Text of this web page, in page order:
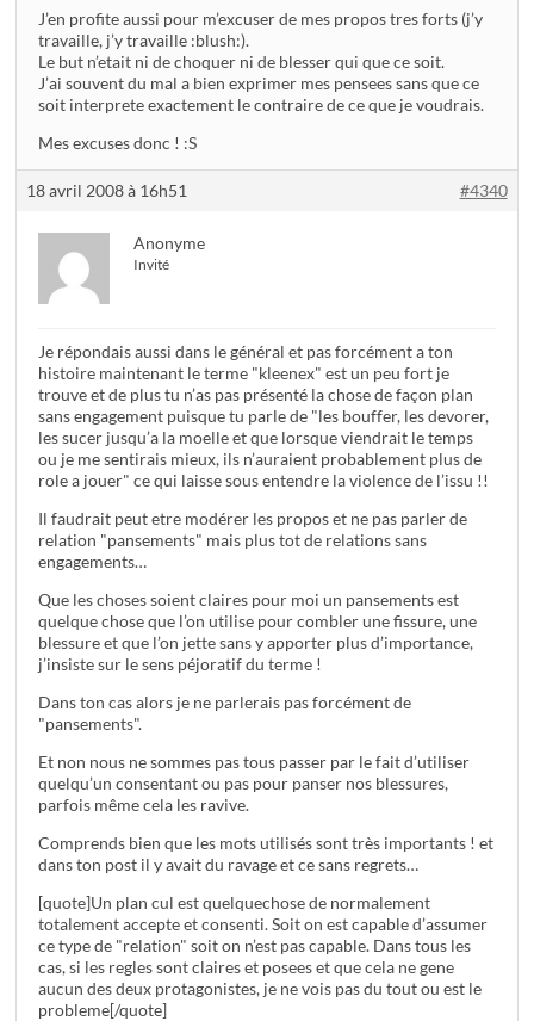
J’en profite aussi pour m’excuser de mes propos tres forts (j’y
travaille, j’y travaille :blush:).
Le but n’etait ni de choquer ni de blesser qui que ce soit.
J’ai souvent du mal a bien exprimer mes pensees sans que ce
soit interprete exactement le contraire de ce que je voudrais.
Mes excuses donc ! :S
18 avril 2008 à 16h51 #4340
Anonyme
Invité
Je répondais aussi dans le général et pas forcément a ton
histoire maintenant le terme "kleenex" est un peu fort je
trouve et de plus tu n’as pas présenté la chose de façon plan
sans engagement puisque tu parle de "les bouffer, les devorer,
les sucer jusqu’a la moelle et que lorsque viendrait le temps
ou je me sentirais mieux, ils n’auraient probablement plus de
role a jouer" ce qui laisse sous entendre la violence de l’issu !!
Il faudrait peut etre modérer les propos et ne pas parler de
relation "pansements" mais plus tot de relations sans
engagements…
Que les choses soient claires pour moi un pansements est
quelque chose que l’on utilise pour combler une fissure, une
blessure et que l’on jette sans y apporter plus d’importance,
j’insiste sur le sens péjoratif du terme !
Dans ton cas alors je ne parlerais pas forcément de
"pansements".
Et non nous ne sommes pas tous passer par le fait d’utiliser
quelqu’un consentant ou pas pour panser nos blessures,
parfois même cela les ravive.
Comprends bien que les mots utilisés sont très importants ! et
dans ton post il y avait du ravage et ce sans regrets…
[quote]Un plan cul est quelquechose de normalement
totalement accepte et consenti. Soit on est capable d’assumer
ce type de "relation" soit on n’est pas capable. Dans tous les
cas, si les regles sont claires et posees et que cela ne gene
aucun des deux protagonistes, je ne vois pas du tout ou est le
probleme[/quote]